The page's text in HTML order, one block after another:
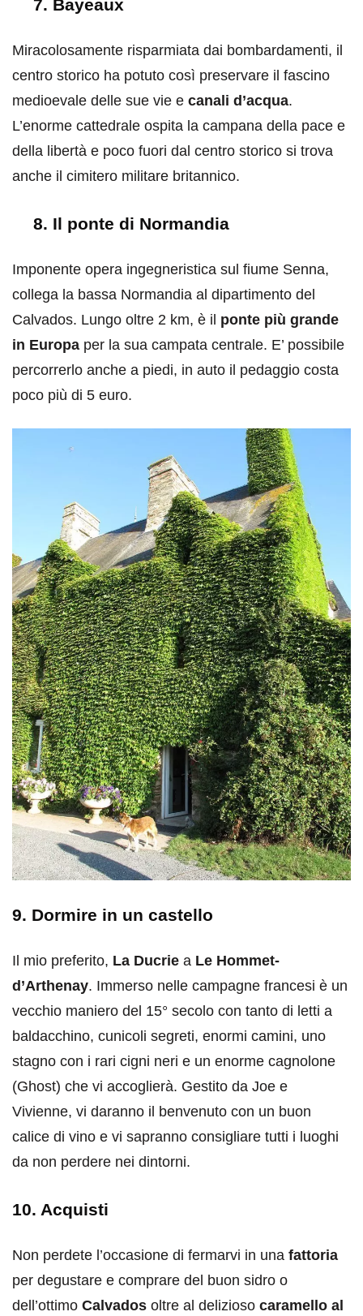
7. Bayeaux
Miracolosamente risparmiata dai bombardamenti, il
centro storico ha potuto così preservare il fascino
medioevale delle sue vie e canali d’acqua.
L’enorme cattedrale ospita la campana della pace e
della libertà e poco fuori dal centro storico si trova
anche il cimitero militare britannico.
8. Il ponte di Normandia
Imponente opera ingegneristica sul fiume Senna,
collega la bassa Normandia al dipartimento del
Calvados. Lungo oltre 2 km, è il ponte più grande
in Europa per la sua campata centrale. E’ possibile
percorrerlo anche a piedi, in auto il pedaggio costa
poco più di 5 euro.
9. Dormire in un castello
Il mio preferito, La Ducrie a Le Hommet-
d’Arthenay. Immerso nelle campagne francesi è un
vecchio maniero del 15° secolo con tanto di letti a
baldacchino, cunicoli segreti, enormi camini, uno
stagno con i rari cigni neri e un enorme cagnolone
(Ghost) che vi accoglierà. Gestito da Joe e
Vivienne, vi daranno il benvenuto con un buon
calice di vino e vi sapranno consigliare tutti i luoghi
da non perdere nei dintorni.
10. Acquisti
Non perdete l’occasione di fermarvi in una fattoria
per degustare e comprare del buon sidro o
dell’ottimo Calvados oltre al delizioso caramello al